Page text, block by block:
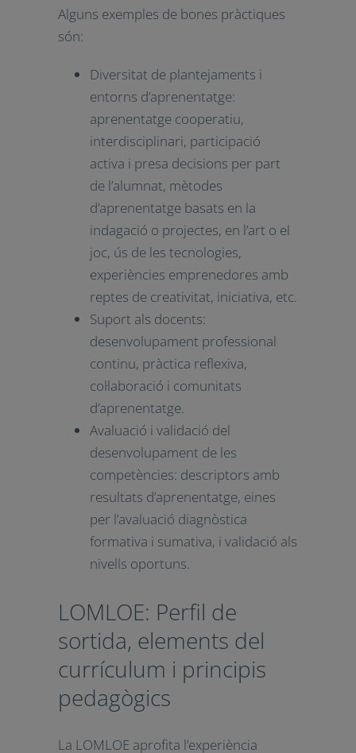
Una educació permanent de
qualitat i inclusiva, ha d’oferir
oportunitats d’adquirir les
competències clau a totes les
persones i en tots els
contextos
Alguns exemples de bones pràctiques
Diversitat de plantejaments i
entorns d’aprenentatge:
aprenentatge cooperatiu,
interdisciplinari, participació
activa i presa decisions per part
de l’alumnat, mètodes
d’aprenentatge basats en la
indagació o projectes, en l’art o
el joc, ús de les tecnologies,
experiències emprenedores amb
reptes de creativitat, iniciativa,
etc.
Suport als docents:
desenvolupament professional
continu, pràctica reflexiva,
d’aprenentatge.
Avaluació i validació del
desenvolupament de les
competències: descriptors amb
resultats d’aprenentatge, eines
formativa i sumativa, i validació
Correo electrónico*
Acepto la Política de Privacidad
Acepto recibir el boletín informativo de Impuls Educació